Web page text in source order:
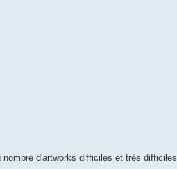
d'artworks difficiles et très difficiles